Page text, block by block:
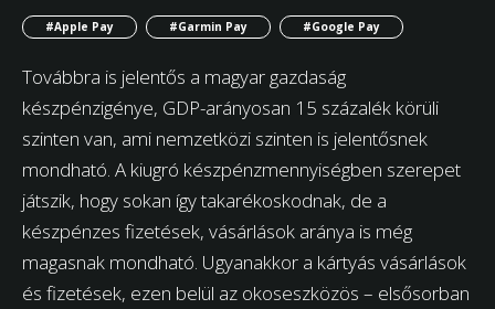
#Apple Pay #Garmin Pay #Google Pay
Továbbra is jelentős a magyar gazdaság
készpénzigénye, GDP-arányosan 15 százalék körüli
szinten van, ami nemzetközi szinten is jelentősnek
mondható. A kiugró készpénzmennyiségben szerepet
játszik, hogy sokan így takarékoskodnak, de a
készpénzes fizetések, vásárlások aránya is még
magasnak mondható. Ugyanakkor a kártyás vásárlások
és fizetések, ezen belül az okoseszközös – elsősorban